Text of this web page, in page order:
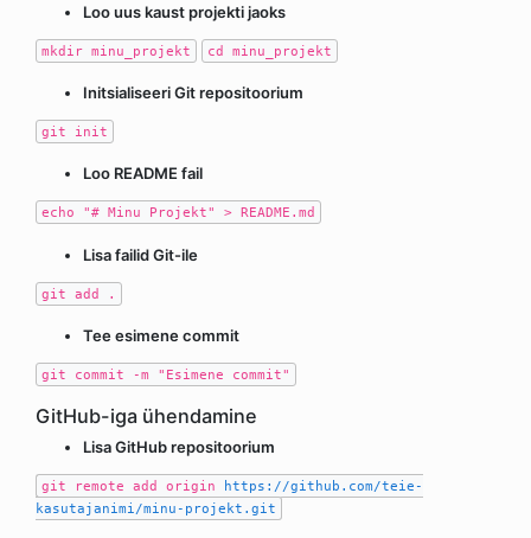
Loo uus kaust projekti jaoks
mkdir minu_projekt cd minu_projekt
Initsialiseeri Git repositoorium
git init
Loo README fail
echo "# Minu Projekt" > README.md
Lisa failid Git-ile
git add .
Tee esimene commit
git commit -m "Esimene commit"
GitHub-iga ühendamine
Lisa GitHub repositoorium
git remote add origin https://github.com/teie-
kasutajanimi/minu-projekt.git